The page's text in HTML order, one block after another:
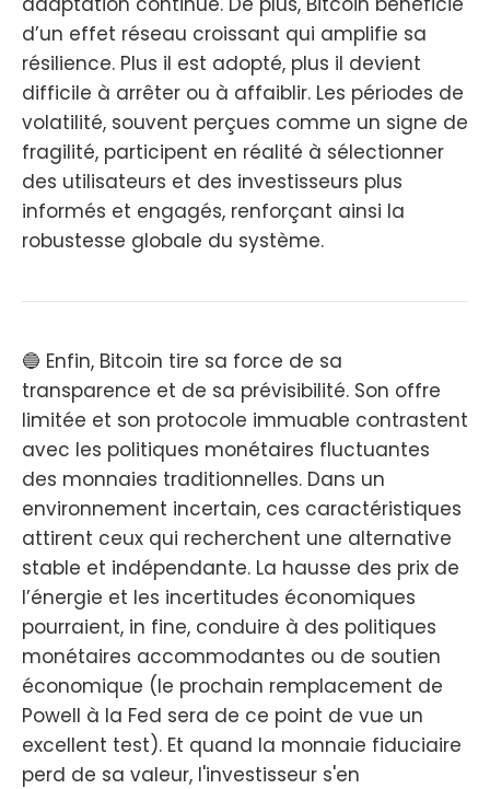
d’un effet réseau croissant qui amplifie sa
résilience. Plus il est adopté, plus il devient
difficile à arrêter ou à affaiblir. Les périodes de
volatilité, souvent perçues comme un signe de
fragilité, participent en réalité à sélectionner
des utilisateurs et des investisseurs plus
informés et engagés, renforçant ainsi la
robustesse globale du système.
🔵 Enfin, Bitcoin tire sa force de sa
transparence et de sa prévisibilité. Son offre
limitée et son protocole immuable contrastent
avec les politiques monétaires fluctuantes
des monnaies traditionnelles. Dans un
environnement incertain, ces caractéristiques
attirent ceux qui recherchent une alternative
stable et indépendante. La hausse des prix de
l’énergie et les incertitudes économiques
pourraient, in fine, conduire à des politiques
monétaires accommodantes ou de soutien
économique (le prochain remplacement de
Powell à la Fed sera de ce point de vue un
excellent test). Et quand la monnaie fiduciaire
perd de sa valeur, l'investisseur s'en